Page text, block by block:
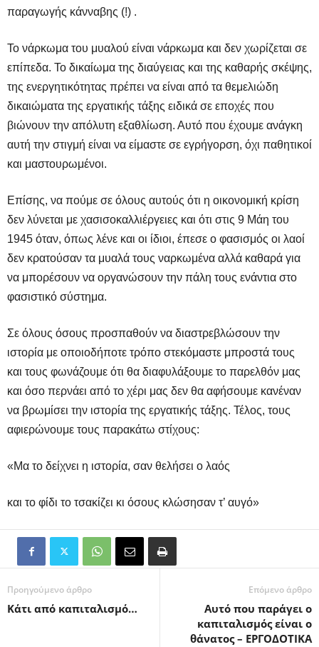
παραγωγής κάνναβης (!) .
Το νάρκωμα του μυαλού είναι νάρκωμα και δεν χωρίζεται σε
επίπεδα. Το δικαίωμα της διαύγειας και της καθαρής σκέψης,
της ενεργητικότητας πρέπει να είναι από τα θεμελιώδη
δικαιώματα της εργατικής τάξης ειδικά σε εποχές που
βιώνουν την απόλυτη εξαθλίωση. Αυτό που έχουμε ανάγκη
αυτή την στιγμή είναι να είμαστε σε εγρήγορση, όχι παθητικοί
και μαστουρωμένοι.
Επίσης, να πούμε σε όλους αυτούς ότι η οικονομική κρίση
δεν λύνεται με χασισοκαλλιέργειες και ότι στις 9 Μάη του
1945 όταν, όπως λένε και οι ίδιοι, έπεσε ο φασισμός οι λαοί
δεν κρατούσαν τα μυαλά τους ναρκωμένα αλλά καθαρά για
να μπορέσουν να οργανώσουν την πάλη τους ενάντια στο
φασιστικό σύστημα.
Σε όλους όσους προσπαθούν να διαστρεβλώσουν την
ιστορία με οποιοδήποτε τρόπο στεκόμαστε μπροστά τους
και τους φωνάζουμε ότι θα διαφυλάξουμε το παρελθόν μας
και όσο περνάει από το χέρι μας δεν θα αφήσουμε κανέναν
να βρωμίσει την ιστορία της εργατικής τάξης. Τέλος, τους
αφιερώνουμε τους παρακάτω στίχους:
«Μα το δείχνει η ιστορία, σαν θελήσει ο λαός
και το φίδι το τσακίζει κι όσους κλώσησαν τ’ αυγό»
Προηγούμενο άρθρο
Κάτι από καπιταλισμό…
Επόμενο άρθρο
Αυτό που παράγει ο
καπιταλισμός είναι ο
θάνατος – ΕΡΓΟΔΟΤΙΚΑ